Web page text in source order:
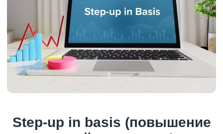
Step-up in basis (повышение